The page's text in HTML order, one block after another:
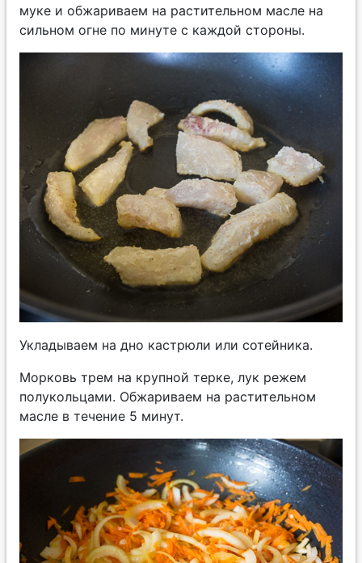
муке и обжариваем на растительном масле на
сильном огне по минуте с каждой стороны.
Укладываем на дно кастрюли или сотейника.
Морковь трем на крупной терке, лук режем
полукольцами. Обжариваем на растительном
масле в течение 5 минут.